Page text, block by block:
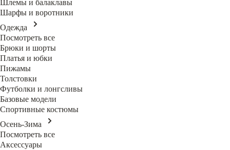
Шлемы и балаклавы
Шарфы и воротники
Одежда
Посмотреть все
Брюки и шорты
Платья и юбки
Пижамы
Толстовки
Футболки и лонгсливы
Базовые модели
Спортивные костюмы
Осень-Зима
Посмотреть все
Аксессуары